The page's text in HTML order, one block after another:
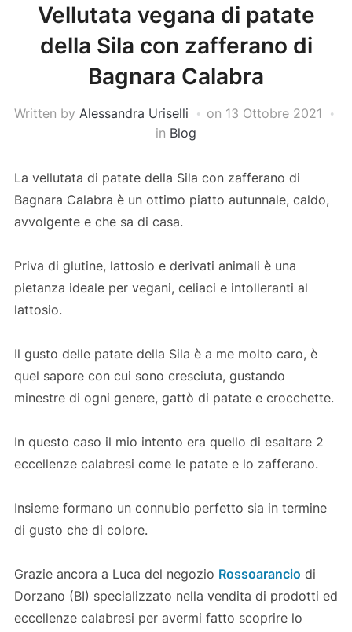
Vellutata vegana di patate
della Sila con zafferano di
Bagnara Calabra
Written by Alessandra Uriselli on 13 Ottobre 2021
in Blog
La vellutata di patate della Sila con zafferano di
Bagnara Calabra è un ottimo piatto autunnale, caldo,
avvolgente e che sa di casa.
Priva di glutine, lattosio e derivati animali è una
pietanza ideale per vegani, celiaci e intolleranti al
lattosio.
Il gusto delle patate della Sila è a me molto caro, è
quel sapore con cui sono cresciuta, gustando
minestre di ogni genere, gattò di patate e crocchette.
In questo caso il mio intento era quello di esaltare 2
eccellenze calabresi come le patate e lo zafferano.
Insieme formano un connubio perfetto sia in termine
di gusto che di colore.
Grazie ancora a Luca del negozio Rossoarancio di
Dorzano (BI) specializzato nella vendita di prodotti ed
eccellenze calabresi per avermi fatto scoprire lo